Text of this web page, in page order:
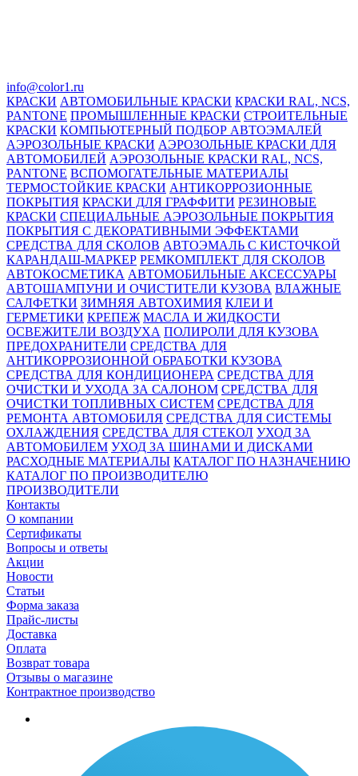
info@color1.ru
КРАСКИ АВТОМОБИЛЬНЫЕ КРАСКИ КРАСКИ RAL, NCS,
PANTONE ПРОМЫШЛЕННЫЕ КРАСКИ СТРОИТЕЛЬНЫЕ
КРАСКИ КОМПЬЮТЕРНЫЙ ПОДБОР АВТОЭМАЛЕЙ
АЭРОЗОЛЬНЫЕ КРАСКИ АЭРОЗОЛЬНЫЕ КРАСКИ ДЛЯ
АВТОМОБИЛЕЙ АЭРОЗОЛЬНЫЕ КРАСКИ RAL, NCS,
PANTONE ВСПОМОГАТЕЛЬНЫЕ МАТЕРИАЛЫ
ТЕРМОСТОЙКИЕ КРАСКИ АНТИКОРРОЗИОННЫЕ
ПОКРЫТИЯ КРАСКИ ДЛЯ ГРАФФИТИ РЕЗИНОВЫЕ
КРАСКИ СПЕЦИАЛЬНЫЕ АЭРОЗОЛЬНЫЕ ПОКРЫТИЯ
ПОКРЫТИЯ С ДЕКОРАТИВНЫМИ ЭФФЕКТАМИ
СРЕДСТВА ДЛЯ СКОЛОВ АВТОЭМАЛЬ С КИСТОЧКОЙ
КАРАНДАШ-МАРКЕР РЕМКОМПЛЕКТ ДЛЯ СКОЛОВ
АВТОКОСМЕТИКА АВТОМОБИЛЬНЫЕ АКСЕССУАРЫ
АВТОШАМПУНИ И ОЧИСТИТЕЛИ КУЗОВА ВЛАЖНЫЕ
САЛФЕТКИ ЗИМНЯЯ АВТОХИМИЯ КЛЕИ И
ГЕРМЕТИКИ КРЕПЕЖ МАСЛА И ЖИДКОСТИ
ОСВЕЖИТЕЛИ ВОЗДУХА ПОЛИРОЛИ ДЛЯ КУЗОВА
ПРЕДОХРАНИТЕЛИ СРЕДСТВА ДЛЯ
АНТИКОРРОЗИОННОЙ ОБРАБОТКИ КУЗОВА
СРЕДСТВА ДЛЯ КОНДИЦИОНЕРА СРЕДСТВА ДЛЯ
ОЧИСТКИ И УХОДА ЗА САЛОНОМ СРЕДСТВА ДЛЯ
ОЧИСТКИ ТОПЛИВНЫХ СИСТЕМ СРЕДСТВА ДЛЯ
РЕМОНТА АВТОМОБИЛЯ СРЕДСТВА ДЛЯ СИСТЕМЫ
ОХЛАЖДЕНИЯ СРЕДСТВА ДЛЯ СТЕКОЛ УХОД ЗА
АВТОМОБИЛЕМ УХОД ЗА ШИНАМИ И ДИСКАМИ
РАСХОДНЫЕ МАТЕРИАЛЫ КАТАЛОГ ПО НАЗНАЧЕНИЮ
КАТАЛОГ ПО ПРОИЗВОДИТЕЛЮ
ПРОИЗВОДИТЕЛИ
Контакты
О компании
Сертификаты
Вопросы и ответы
Акции
Новости
Статьи
Форма заказа
Прайс-листы
Доставка
Оплата
Возврат товара
Отзывы о магазине
Контрактное производство